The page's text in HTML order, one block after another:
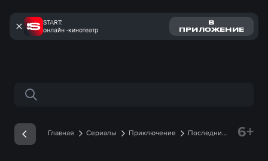
START:
онлайн -кинотеатр
В
ПРИЛОЖЕНИЕ
Поиск по сайту
Главная Сериалы Приключение
Последний
6+